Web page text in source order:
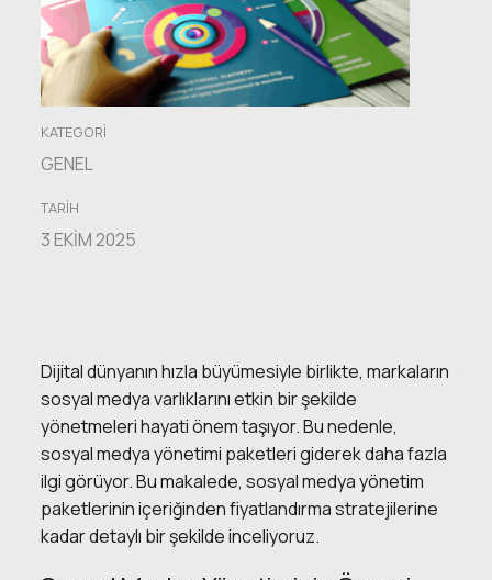
GenelBakış
KATEGORI
GENEL
TARIH
3 EKIM 2025
Dijital dünyanın hızla büyümesiyle birlikte, markaların
sosyal medya varlıklarını etkin bir şekilde
yönetmeleri hayati önem taşıyor. Bu nedenle,
sosyal medya yönetimi paketleri giderek daha fazla
ilgi görüyor. Bu makalede, sosyal medya yönetim
paketlerinin içeriğinden fiyatlandırma stratejilerine
kadar detaylı bir şekilde inceliyoruz.